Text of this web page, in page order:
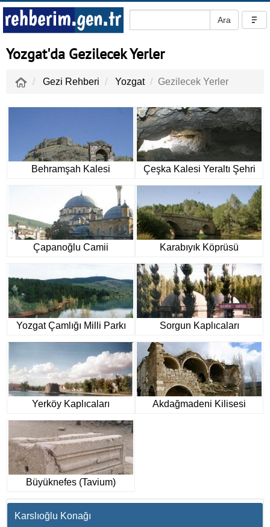
Yozgat'da Gezilecek Yerler
Gezi Rehberi Yozgat Gezilecek Yerler
Behramşah Kalesi Çeşka Kalesi Yeraltı Şehri
Çapanoğlu Camii Karabıyık Köprüsü
Yozgat Çamlığı Milli Parkı Sorgun Kaplıcaları
Yerköy Kaplıcaları Akdağmadeni Kilisesi
Büyüknefes (Tavium)
Karslıoğlu Konağı